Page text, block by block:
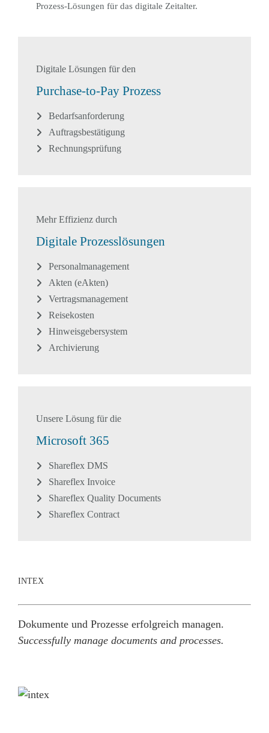
Prozess-Lösungen für das digitale Zeitalter.
Digitale Lösungen für den
Purchase-to-Pay Prozess
Bedarfsanforderung
Auftragsbestätigung
Rechnungsprüfung
Mehr Effizienz durch
Digitale Prozesslösungen
Personalmanagement
Akten (eAkten)
Vertragsmanagement
Reisekosten
Hinweisgebersystem
Archivierung
Unsere Lösung für die
Microsoft 365
Shareflex DMS
Shareflex Invoice
Shareflex Quality Documents
Shareflex Contract
INTEX
Dokumente und Prozesse erfolgreich managen.
Successfully manage documents and processes.